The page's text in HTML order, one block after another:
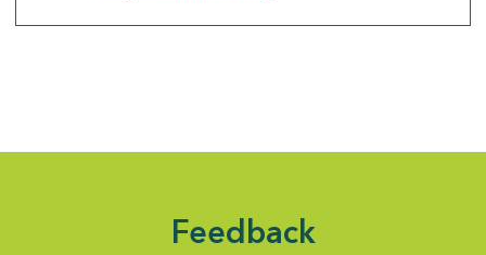
Feedback